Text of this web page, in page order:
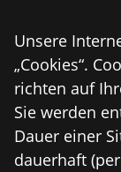
Unsere
„Cookies“.
richten auf
Sie werden
Dauer einer
dauerhaft